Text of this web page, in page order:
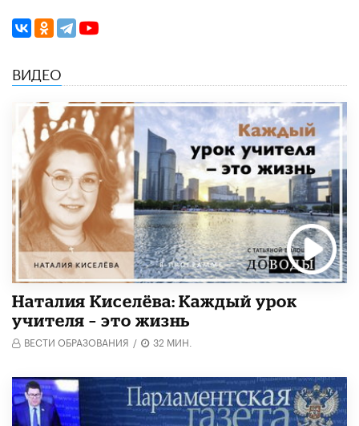
ВИДЕО
Наталия Киселёва: Каждый урок
учителя – это жизнь
ВЕСТИ ОБРАЗОВАНИЯ / 32 МИН.